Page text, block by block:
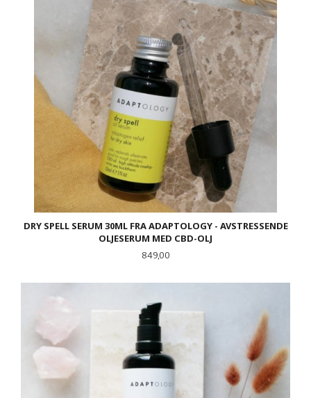
DRY SPELL SERUM 30ML FRA ADAPTOLOGY - AVSTRESSENDE
OLJESERUM MED CBD-OLJ
Pris
849,00